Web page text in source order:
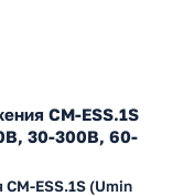
CM-ESS.1S
30-300В, 60-
ESS.1S (Umin